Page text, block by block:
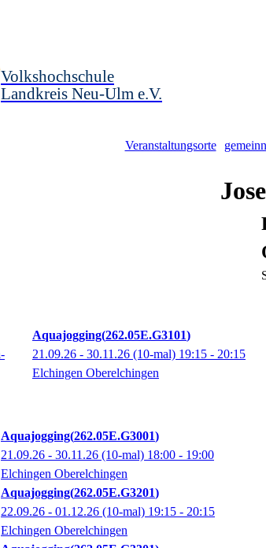
Volkshochschule
Landkreis Neu-Ulm e.V.
Veranstaltungsorte
Aquajogging 262.05E.G3101
21.09.26 - 30.11.26 (10-mal) 19:15 - 20:15
Elchingen Oberelchingen
Aquajogging 262.05E.G3001
21.09.26 - 30.11.26 (10-mal) 18:00 - 19:00
Elchingen Oberelchingen
Aquajogging 262.05E.G3201
22.09.26 - 01.12.26 (10-mal) 19:15 - 20:15
Elchingen Oberelchingen